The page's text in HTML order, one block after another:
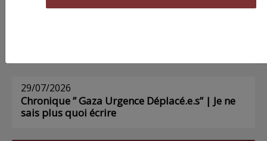
29/07/2026
Chronique ” Gaza Urgence Déplacé.e.s” | Je ne
sais plus quoi écrire